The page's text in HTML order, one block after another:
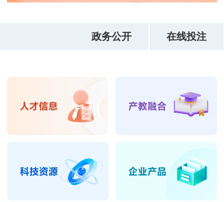
政务公开 在线投注